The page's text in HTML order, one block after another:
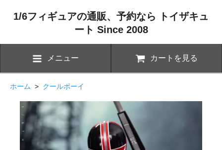
1/6フィギュアの通販、予約なら トイザキュ
ート Since 2008
メニュー カートを見る
ホーム > クールボーイ